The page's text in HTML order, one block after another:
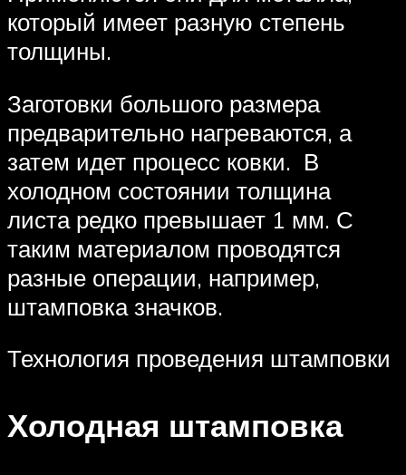
который имеет разную степень
толщины.
Заготовки большого размера
предварительно нагреваются, а
затем идет процесс ковки. В
холодном состоянии толщина
листа редко превышает 1 мм. С
таким материалом проводятся
разные операции, например,
штамповка значков.
Технология проведения штамповки
Холодная штамповка